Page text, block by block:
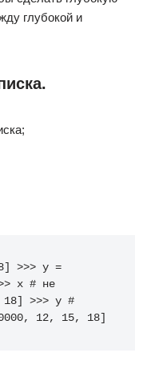
глубокой и
>>> y =
x # не
18 >>> y #
, 12, 15, 18